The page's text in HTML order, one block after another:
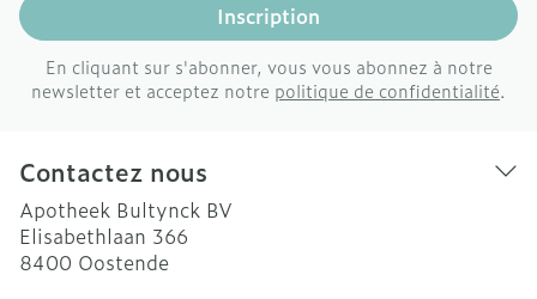
Inscription
En cliquant sur s'abonner, vous vous abonnez à notre
newsletter et acceptez notre politique de confidentialité.
Contactez nous
Apotheek Bultynck BV
Elisabethlaan 366
8400 Oostende